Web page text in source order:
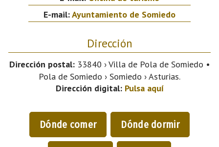
E-mail:Ayuntamiento de Somiedo
Dirección
Dirección postal:33840 › Villa de Pola de Somiedo •
Pola de Somiedo › Somiedo › Asturias.
Dirección digital: Pulsa aquí
Dónde comer Dónde dormir